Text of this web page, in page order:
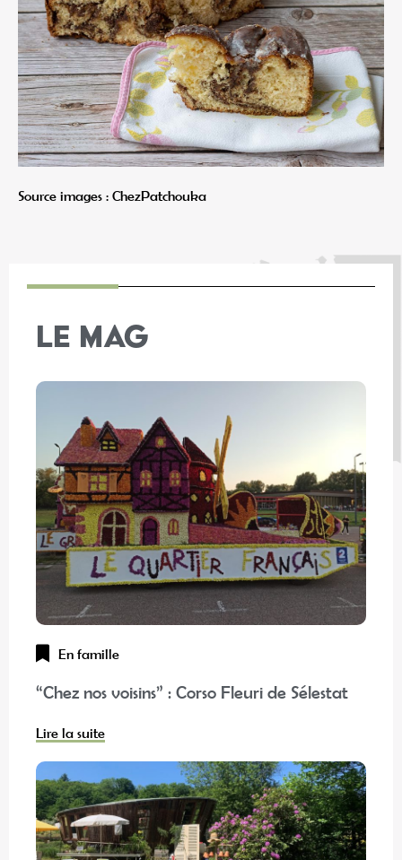
Source images : ChezPatchouka
LE MAG
En famille
“Chez nos voisins” : Corso Fleuri de Sélestat
Lire la suite